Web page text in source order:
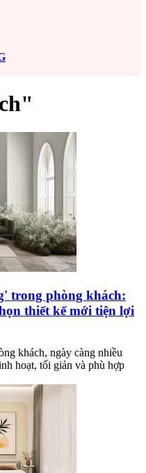
trong phòng khách:
thiết kế mới tiện lợi
khách, ngày càng nhiều
hoạt, tối giản và phù hợp